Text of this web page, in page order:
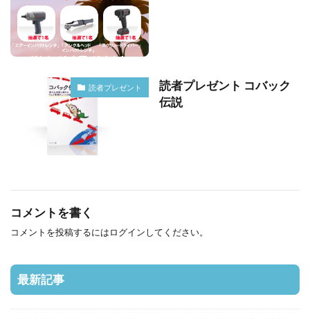
読者プレゼント
読者プレゼント コバック
伝説
コメントを書く
コメントを投稿するにはログインしてください。
最新記事